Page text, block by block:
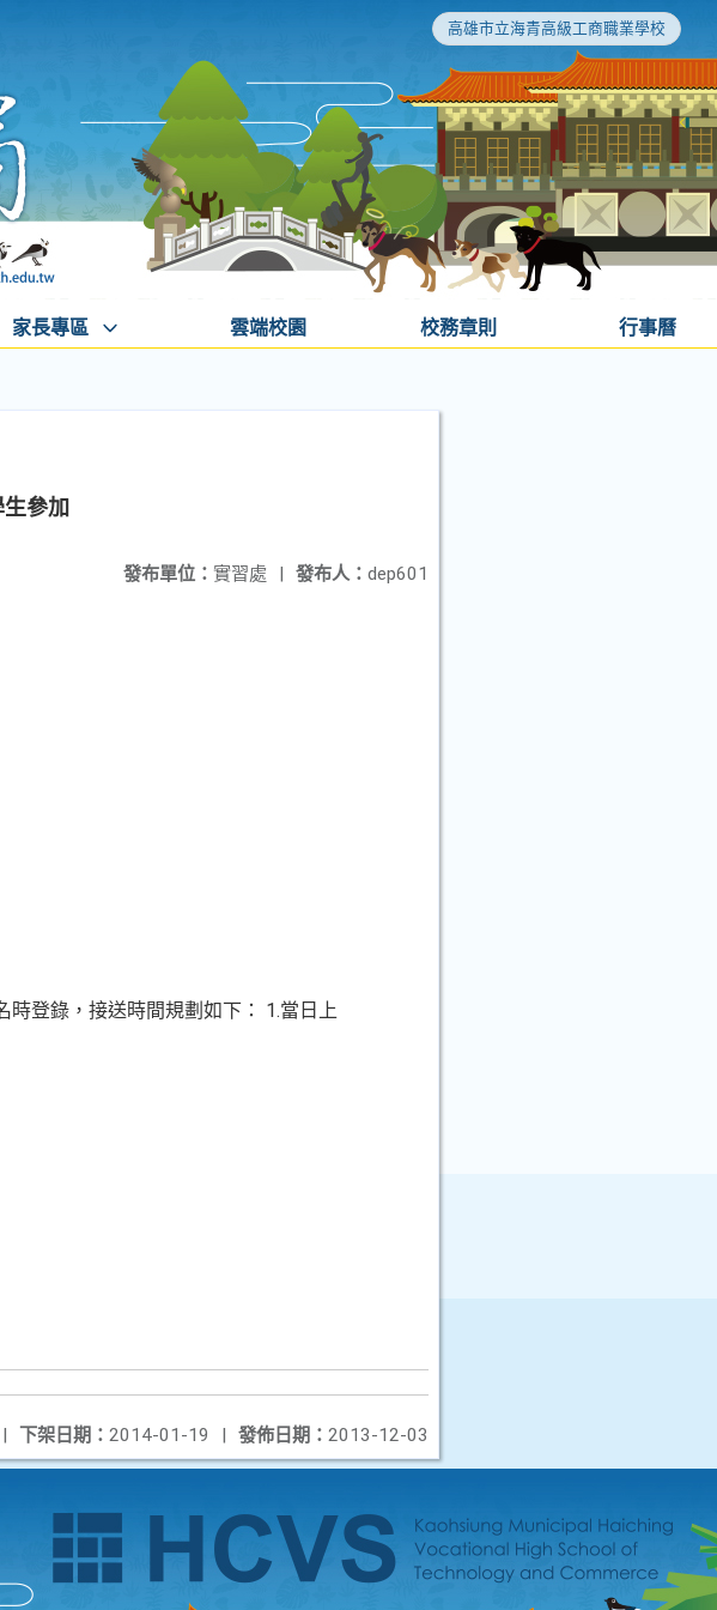
高雄市立海青高級工商職業學校
家長專區 雲端校園 校務章則 行事曆
參加
發布人： dep601
發布單位： 實習處 |
登錄，接送時間規劃如下： 1.當日上
發佈日期： 2013-12-03
下架日期： 2014-01-19 |
|